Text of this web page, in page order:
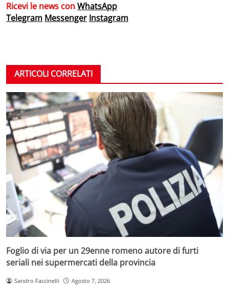
Ricevi le news conWhatsApp
Telegram Messenger Instagram
ARTICOLI CORRELATI
Foglio di via per un 29enne romeno autore di furti
seriali nei supermercati della provincia
Sandro Faccinelli Agosto 7, 2026